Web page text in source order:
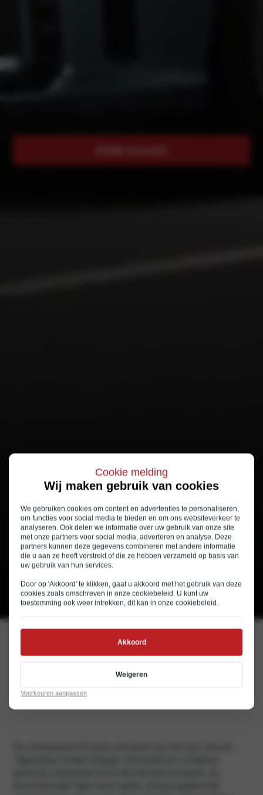
Cookie melding
Wij maken gebruik van cookies
We gebruiken cookies om content en advertenties te personaliseren,
om functies voor social media te bieden en om ons websiteverkeer te
analyseren. Ook delen we informatie over uw gebruik van onze site
met onze partners voor social media, adverteren en analyse. Deze
partners kunnen deze gegevens combineren met andere informatie
die u aan ze heeft verstrekt of die ze hebben verzameld op basis van
uw gebruik van hun services.
Door op 'Akkoord' te klikken, gaat u akkoord met het gebruik van deze
cookies zoals omschreven in onze cookiebeleid. U kunt uw
toestemming ook weer intrekken, dit kan in onze cookiebeleid.
Akkoord
Weigeren
Voorkeuren aanpassen
Tot € 2.000 inruilvoordeel
Kia Picanto
Rijklaar v.a.
Private lease v.a. (p/mnd) € 279
Financial lease (p/mnd)
Spannend design vindt
vrolijke rijervaring